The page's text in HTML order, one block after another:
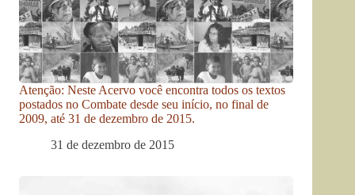
Atenção: Neste Acervo você encontra todos os textos
postados no Combate desde seu início, no final de
2009, até 31 de dezembro de 2015.
31 de dezembro de 2015